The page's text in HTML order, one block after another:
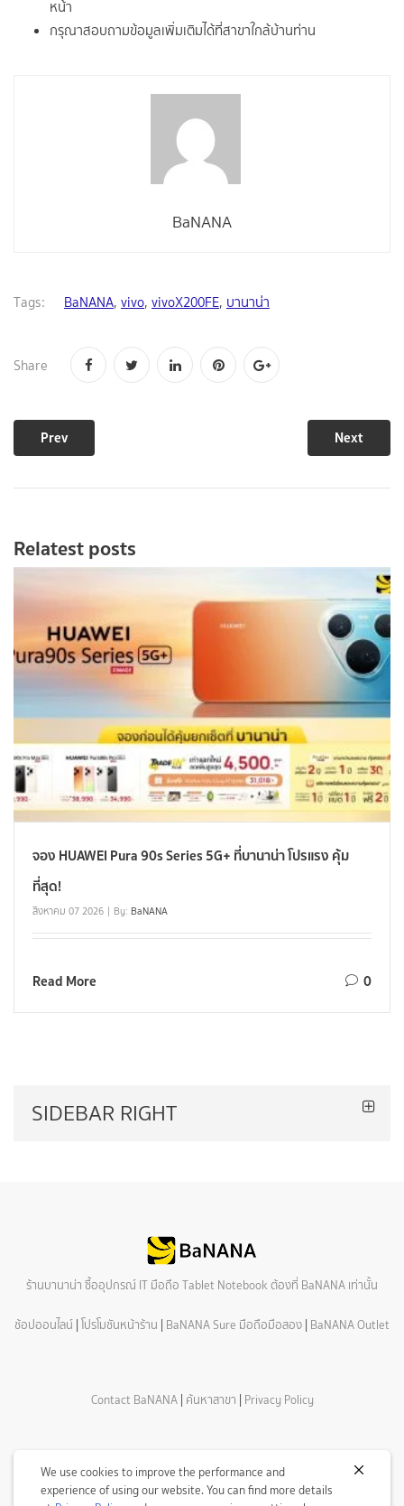
หน้า
กรุณาสอบถามข้อมูลเพิ่มเติมได้ที่สาขาใกล้บ้านท่าน
BaNANA
Tags: BaNANA, vivo, vivoX200FE, บานาน่า
Share
Prev Next
Relatest posts
จอง HUAWEI Pura 90s Series 5G+ ที่บานาน่า โปรแรง คุ้ม
ที่สุด!
สิงหาคม 07 2026 By: BaNANA
Read More 0
SIDEBAR RIGHT
ร้านบานาน่า ซื้ออุปกรณ์ IT มือถือ Tablet Notebook ต้องที่ BaNANA เท่านั้น
ช้อปออนไลน์ | โปรโมชันหน้าร้าน | BaNANA Sure มือถือมือสอง | BaNANA Outlet
Contact BaNANA| ค้นหาสาขา | Privacy Policy
We use cookies to improve the performance and
experience of using our website. You can find more details